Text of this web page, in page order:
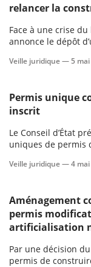
relancer la
Face à une crise
annonce le dépôt
2030, simplification
Veille juridique —5
Permis unique
inscrit
Le Conseil d’État
uniques de permis
Bâtiments de France
Veille juridique —4
Aménagement
permis
artificialisation
Par une décision
permis de